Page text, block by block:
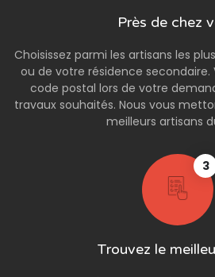
Près de chez
Choisissez parmi les artisans les
ou de votre résidence secondaire.
code postal lors de votre
travaux souhaités. Nous vous
meilleurs artisans
3
Trouvez le